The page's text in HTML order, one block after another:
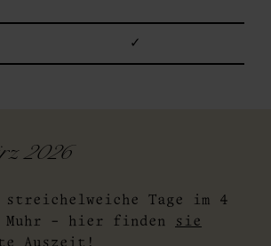
✓
2026
Tage im 4
Muhr - hier finden
sie
Auszeit !